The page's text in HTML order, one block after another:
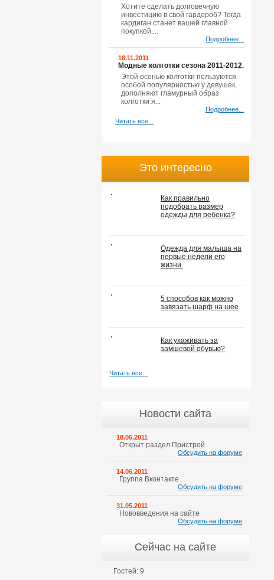
Хотите сделать долговечную
инвестицию в свой гардероб? Тогда
кардиган станет вашей главной
покупкой....
Подробнее...
18.11.2011
Модные колготки сезона 2011-2012.
Этой осенью колготки пользуются
особой популярностью у девушек,
дополняют гламурный образ
колготки я...
Подробнее...
Читать все...
Это интересно
Как правильно
подобрать размер
одежды для ребенка?
Одежда для малыша на
первые недели его
жизни.
5 способов как можно
завязать шарф на шее
Как ухаживать за
замшевой обувью?
Читать все...
Новости сайта
18.06.2011
Открыт раздел Пристрой
Обсудить на форуме
14.06.2011
Группа Вконтакте
Обсудить на форуме
31.05.2011
Нововведения на сайте
Обсудить на форуме
Сейчас на сайте
Гостей: 9